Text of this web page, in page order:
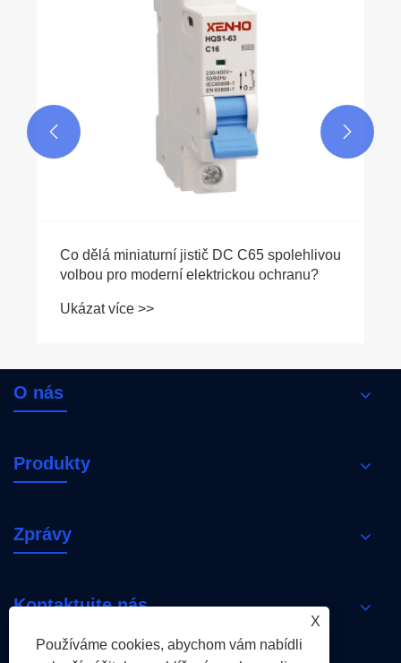
 
O nás
Produkty
Zprávy
Kontaktujte nás
X
Používáme cookies, abychom vám nabídli